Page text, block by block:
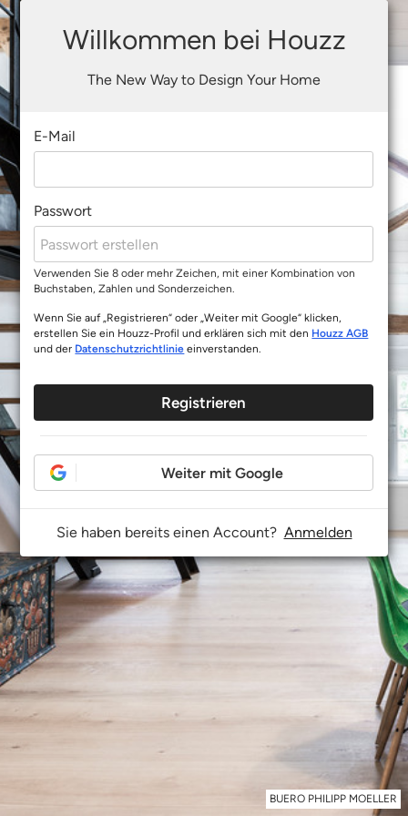
BUERO PHILIPP MOELLER
Willkommen bei Houzz
The New Way to Design Your Home
E-Mail
Passwort
Verwenden Sie 8 oder mehr Zeichen, mit einer Kombination von
Buchstaben, Zahlen und Sonderzeichen.
Wenn Sie auf „Registrieren“ oder „Weiter mit Google“ klicken,
erstellen Sie ein Houzz-Profil und erklären sich mit den Houzz AGB
und der Datenschutzrichtlinie einverstanden.
Registrieren
Weiter mit Google
Sie haben bereits einen Account? Anmelden